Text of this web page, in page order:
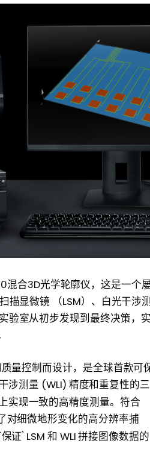
混合3D光学轮廓仪，这是一个
描显微镜 （LSM）、白光干涉
验室从初步发现到最终决策，
量控制而设计，是全球首款可
涉测量 (WLI) 精度和重复性的三
实现一致的高精度测量。符合
对细微地形变化的高分辨率捕
证³ LSM 和 WLI 拼接图像数据的